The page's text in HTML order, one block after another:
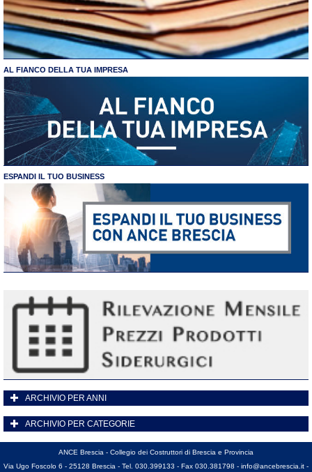
AL FIANCO DELLA TUA IMPRESA
ESPANDI IL TUO BUSINESS
ARCHIVIO PER ANNI
ARCHIVIO PER CATEGORIE
ANCE Brescia - Collegio dei Costruttori di Brescia e Provincia
Via Ugo Foscolo 6 - 25128 Brescia - Tel. 030.399133 - Fax 030.381798 - info@ancebrescia.it -